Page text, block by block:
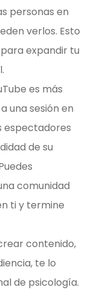
personas en
verlos. Esto
expandir tu
es más
una sesión en
espectadores
de su
comunidad
ti y termine
contenido,
te lo
de psicología.